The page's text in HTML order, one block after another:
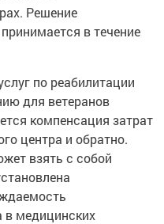
Решение
в течение
по реабилитации
для ветеранов
компенсация затрат
центра и обратно.
взять с собой
в медицинских